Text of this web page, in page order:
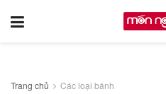
Trang chủ Các loại bánh